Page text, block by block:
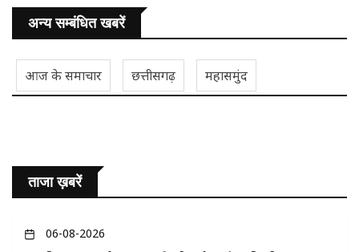
अन्य सम्बंधित खबरें
आज के समाचार छत्तीसगढ़ महासमुंद
ताजा ख़बरें
06-08-2026